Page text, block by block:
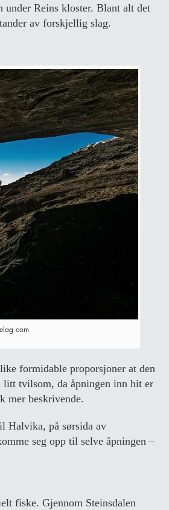
under Reins kloster. Blant alt det
av forskjellig slag.
formidable proporsjoner at den
tvilsom, da åpningen inn hit er
mer beskrivende.
Halvika, på sørsida av
seg opp til selve åpningen –
fiske. Gjennom Steinsdalen